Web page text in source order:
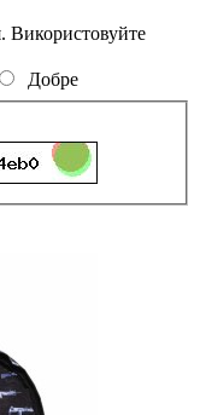
Використовуйте
Добре